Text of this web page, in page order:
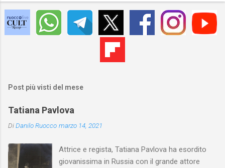
Post più visti del mese
Tatiana Pavlova
DiDanilo Ruocco marzo 14, 2021
Attrice e regista, Tatiana Pavlova ha esordito
giovanissima in Russia con il grande attore